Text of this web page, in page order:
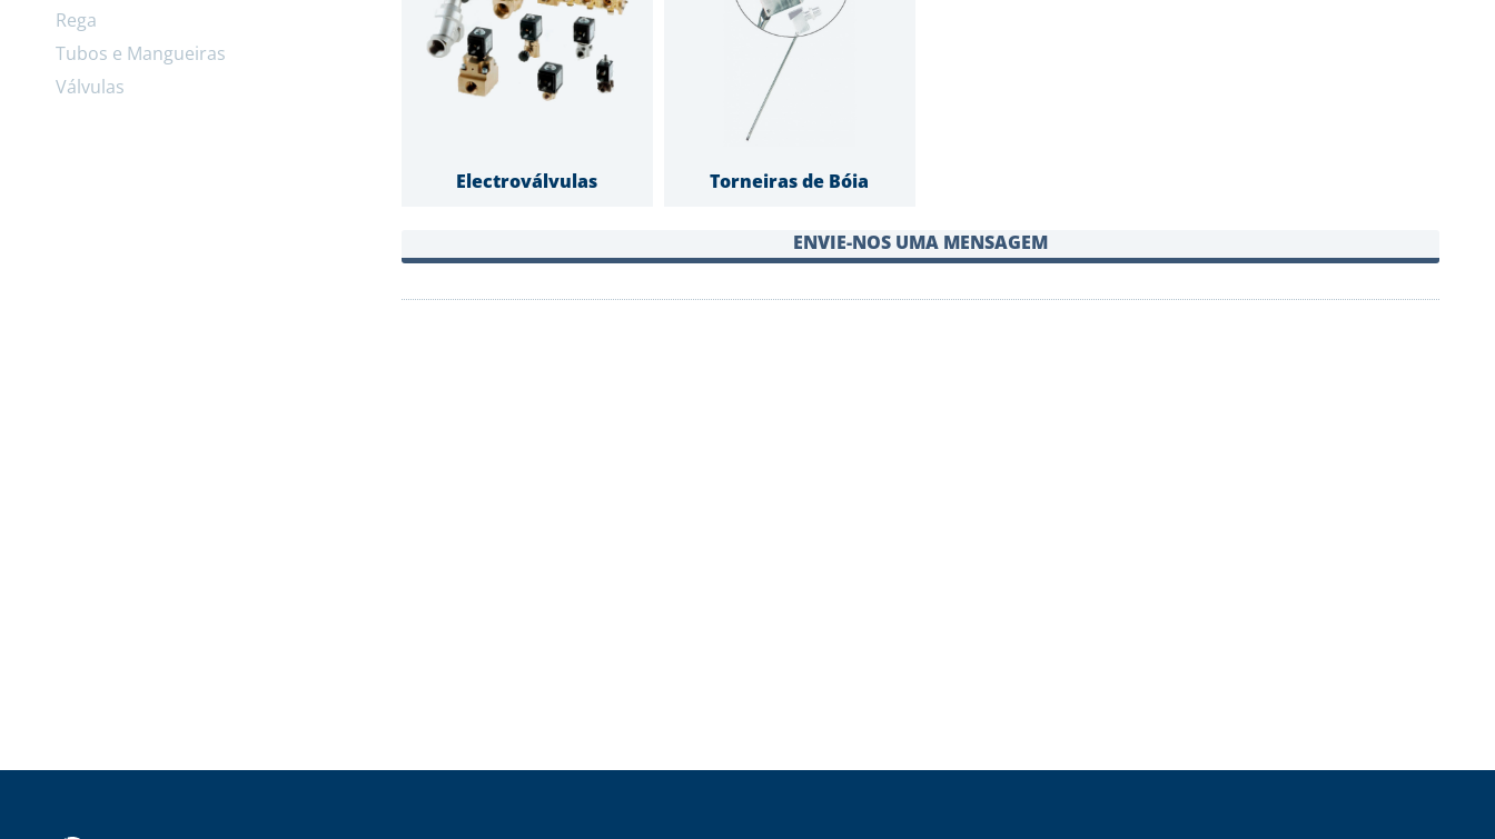
Rega
Tubos e Mangueiras
Válvulas
Electroválvulas Torneiras de Bóia
ENVIE-NOS UMA MENSAGEM